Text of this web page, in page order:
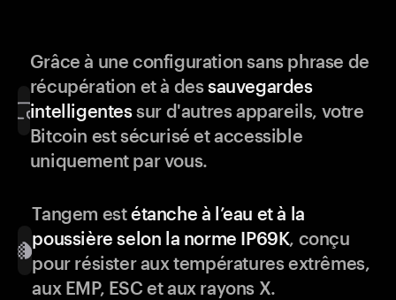
Grâce à une configuration sans phrase de
récupération et à dessauvegardes
intelligentessur d'autres appareils, votre
Bitcoin est sécurisé et accessible
uniquement par vous.
Tangem estétanche à l’eau et à la
poussière selon la norme IP69K, conçu
pour résister aux températures extrêmes,
aux EMP, ESC et aux rayons X.